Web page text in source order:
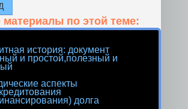
материалы по этой теме:
история: документ
и простой,полезный и
аспекты
долга